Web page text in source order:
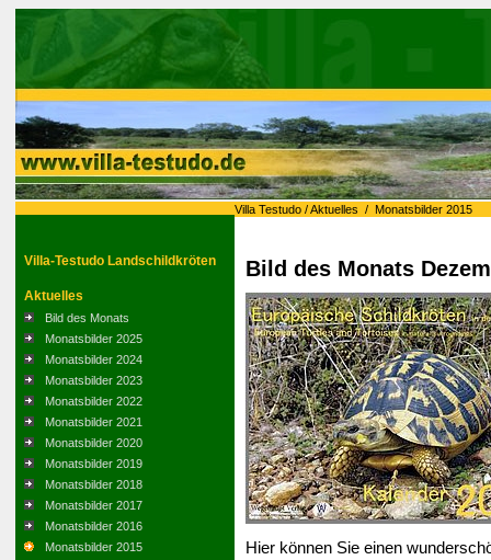
Villa Testudo /Aktuelles / Monatsbilder 2015
Villa-Testudo Landschildkröten
Aktuelles
Bild des Monats
Monatsbilder 2025
Monatsbilder 2024
Monatsbilder 2023
Monatsbilder 2022
Monatsbilder 2021
Monatsbilder 2020
Monatsbilder 2019
Monatsbilder 2018
Monatsbilder 2017
Monatsbilder 2016
Monatsbilder 2015
Bild des Monats
Hier können Sie einen